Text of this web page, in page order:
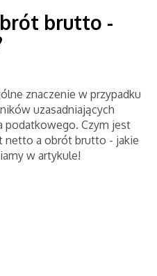
brutto -
znaczenie w przypadku
uzasadniających
podatkowego. Czym jest
netto a obrót brutto - jakie
w artykule!